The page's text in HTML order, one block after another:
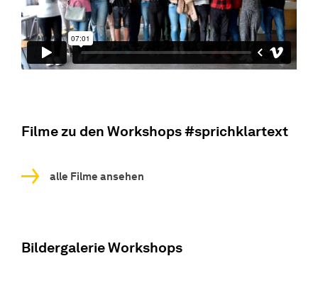
Filme zu den Workshops #sprichklartext
alle Filme ansehen
Bildergalerie Workshops